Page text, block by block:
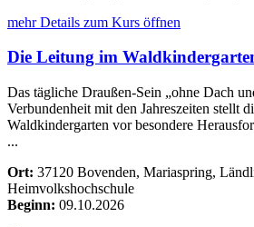
mehr Details zum Kurs öffnen
Die Leitung im
Das tägliche Draußen-Sein „ohne Dach
Verbundenheit mit den Jahreszeiten stellt
Waldkindergarten vor besondere
...
Ort: 37120 Bovenden, Mariaspring,
Heimvolkshochschule
Beginn: 09.10.2026